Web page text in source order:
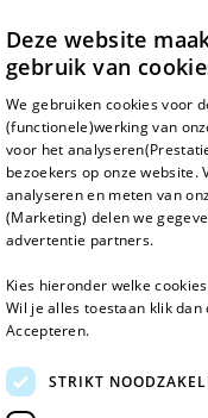
Deze website
gebruik van
We gebruiken cookies voor
(functionele)werking van
voor het
bezoekers op onze website.
analyseren en meten van
(Marketing) delen we
advertentie partners.
Kies hieronder welke
Wil je alles toestaan klik dan
Accepteren.
STRIKT